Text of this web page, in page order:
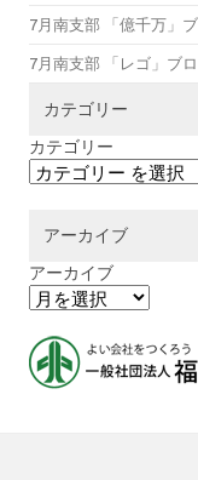
7月南支部 「億千万」
7月南支部 「レゴ」ブ
カテゴリー
カテゴリー
アーカイブ
アーカイブ